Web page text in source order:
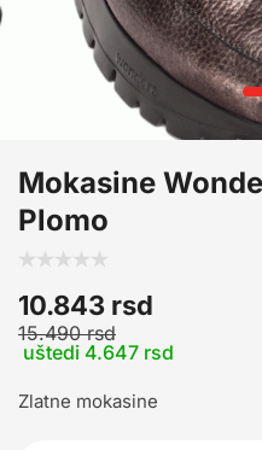
Mokasine
Plomo
10.843 rsd
15.490rsd
uštedi 4.647 rsd
Zlatne mokasine